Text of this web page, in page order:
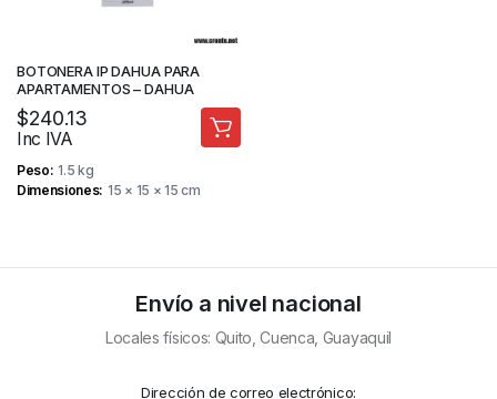
BOTONERA IP DAHUA PARA
APARTAMENTOS – DAHUA
$240.13
Inc IVA
Peso 1.5 kg
Dimensiones 15 × 15 × 15 cm
Envío a nivel nacional
Locales físicos: Quito, Cuenca, Guayaquil
Dirección de correo electrónico: